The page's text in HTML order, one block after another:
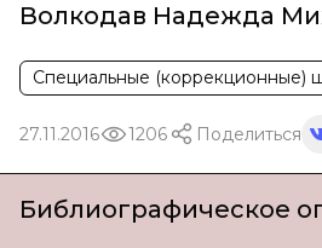
Волкодав Надежда
Специальные (коррекционные)
27.11.2016 1206 Поделиться
Библиографическое